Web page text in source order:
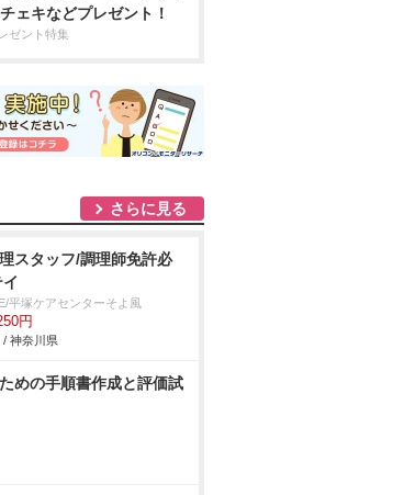
ェキなどプレゼント！
ゼント特集
さらに見る
スタッフ/調理師免許必
平塚ケアセンターそよ風
円
/ 神奈川県
めの手順書作成と評価試